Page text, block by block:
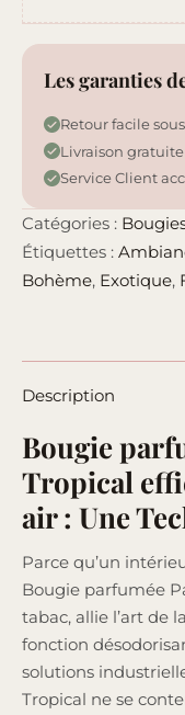
Les garanties
Retour facile
Livraison
Service Client
Catégories :
Étiquettes :
Bohème, Exotique,
Description
Bougie
Tropical
air : Une
Parce qu’un
Bougie parfumée
tabac, allie l’art de
fonction
solutions
Tropical ne se